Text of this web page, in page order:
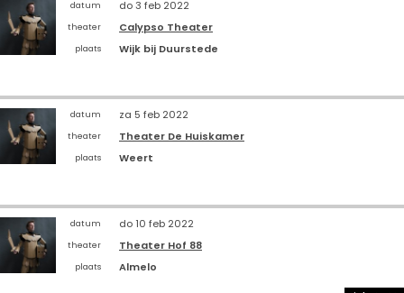
datum do 3 feb 2022
theater Calypso Theater
plaats Wijk bij Duurstede
datum za 5 feb 2022
theater Theater De Huiskamer
plaats Weert
datum do 10 feb 2022
theater Theater Hof 88
plaats
Almelo